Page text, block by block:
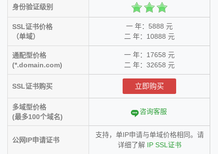
身份验证级别
SSL证书价格
（单域）
一 年：5888 元
二 年：10888 元
通配型价格
(*.domain.com)
一 年：17658 元
二 年：32658 元
SSL证书购买 立即购买
多域型价格
(最多100个域名)
咨询客服
公网IP申请证书
支持，单IP申请与单域价格相同。请
详细了解 IP SSL证书